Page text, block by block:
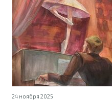
24 ноября 2025